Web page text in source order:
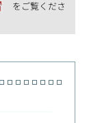
をご覧くださ